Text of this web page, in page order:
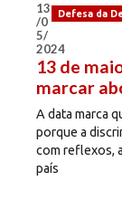
Defesa da
13
/0
5/
2024
13 de
marcar
A data marca
porque a
com reflexos,
país